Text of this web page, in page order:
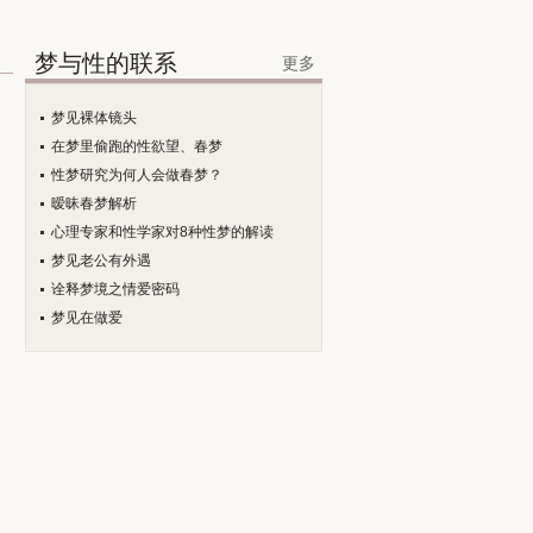
梦与性的联系 更多
梦见裸体镜头
在梦里偷跑的性欲望、春梦
性梦研究为何人会做春梦？
暧昧春梦解析
心理专家和性学家对8种性梦的解读
梦见老公有外遇
诠释梦境之情爱密码
梦见在做爱